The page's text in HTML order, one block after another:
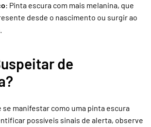
: Pinta escura com mais melanina, que
desde o nascimento ou surgir ao
de
se manifestar como uma pinta escura
possíveis sinais de alerta, observe